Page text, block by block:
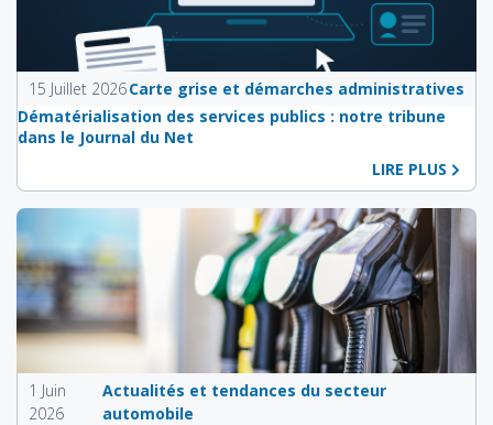
15 Juillet 2026Carte grise et démarches administratives
Dématérialisation des services publics : notre tribune
dans le Journal du Net
LIRE PLUS
1 Juin
2026
Actualités et tendances du secteur
automobile